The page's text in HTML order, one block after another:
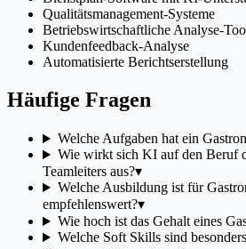
Qualitätsmanagement-Systeme
Betriebswirtschaftliche Analyse-
Kundenfeedback-Analyse
Automatisierte Berichtserstellung
Häufige Fragen
Welche Aufgaben hat ein
Wie wirkt sich KI auf den Beruf
Teamleiters aus?▾
Welche Ausbildung ist für
empfehlenswert?▾
Wie hoch ist das Gehalt eines
Welche Soft Skills sind